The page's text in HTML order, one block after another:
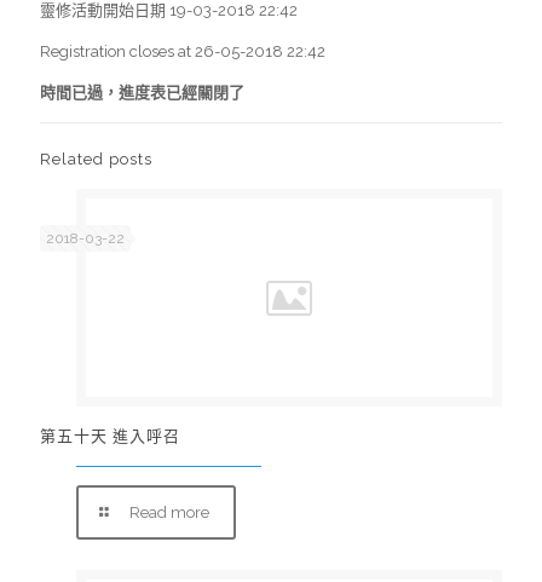
靈修活動開始日期 19-03-2018 22:42
Registration closes at 26-05-2018 22:42
時間已過，進度表已經關閉了
Related posts
2018-03-22
第五十天 進入呼召
Read more